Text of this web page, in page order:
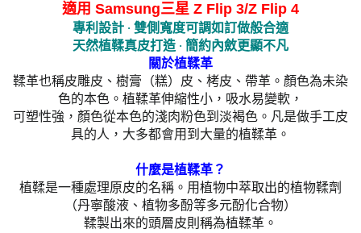
適用 Samsung三星 Z Flip 3/Z Flip 4
專利設計 ‧ 雙側寬度可調如訂做般合適
天然植鞣真皮打造 ‧ 簡約內斂更顯不凡
關於植鞣革
鞣革也稱皮雕皮、樹膏（糕）皮、栲皮、帶革。顏色為未染
色的本色。植鞣革伸縮性小，吸水易變軟，
可塑性強，顏色從本色的淺肉粉色到淡褐色。凡是做手工皮
具的人，大多都會用到大量的植鞣革。
什麼是植鞣革？
植鞣是一種處理原皮的名稱。用植物中萃取出的植物鞣劑
（丹寧酸液、植物多酚等多元酚化合物）
鞣製出來的頭層皮則稱為植鞣革。